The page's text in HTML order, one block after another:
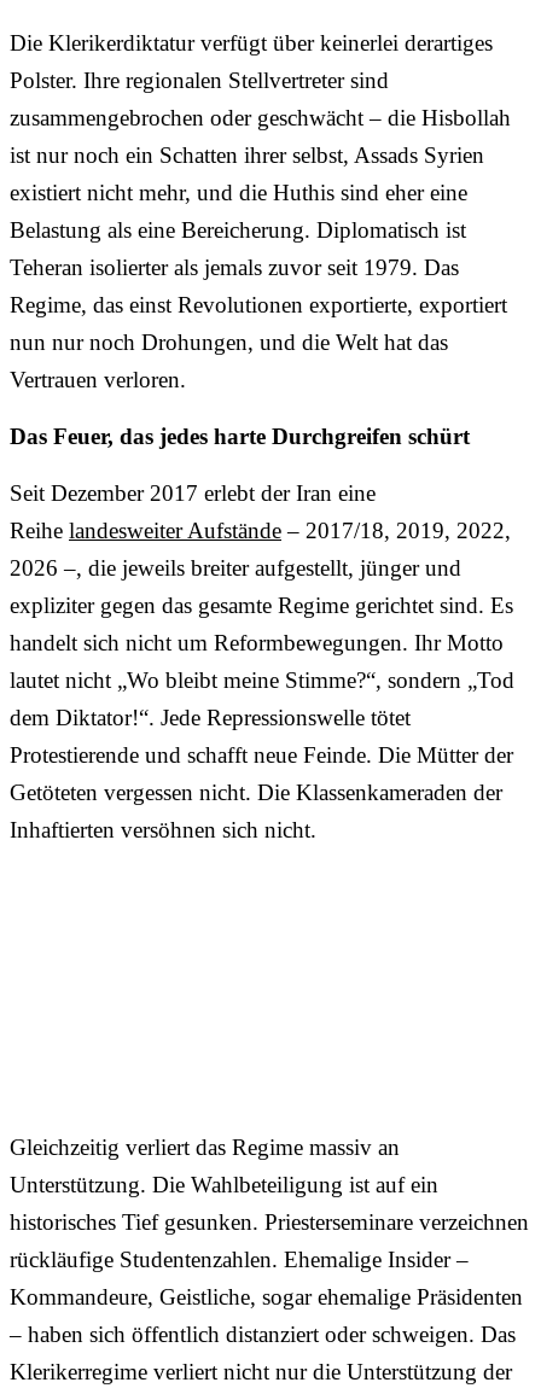
Die Klerikerdiktatur verfügt über keinerlei derartiges
Polster. Ihre regionalen Stellvertreter sind
zusammengebrochen oder geschwächt – die Hisbollah
ist nur noch ein Schatten ihrer selbst, Assads Syrien
existiert nicht mehr, und die Huthis sind eher eine
Belastung als eine Bereicherung. Diplomatisch ist
Teheran isolierter als jemals zuvor seit 1979. Das
Regime, das einst Revolutionen exportierte, exportiert
nun nur noch Drohungen, und die Welt hat das
Vertrauen verloren.
Das Feuer, das jedes harte Durchgreifen schürt
Seit Dezember 2017 erlebt der Iran eine
Reihe landesweiter Aufstände– 2017/18, 2019, 2022,
2026 –, die jeweils breiter aufgestellt, jünger und
expliziter gegen das gesamte Regime gerichtet sind. Es
handelt sich nicht um Reformbewegungen. Ihr Motto
lautet nicht „Wo bleibt meine Stimme?“, sondern „Tod
dem Diktator!“. Jede Repressionswelle tötet
Protestierende und schafft neue Feinde. Die Mütter der
Getöteten vergessen nicht. Die Klassenkameraden der
Inhaftierten versöhnen sich nicht.
Gleichzeitig verliert das Regime massiv an
Unterstützung. Die Wahlbeteiligung ist auf ein
historisches Tief gesunken. Priesterseminare verzeichnen
rückläufige Studentenzahlen. Ehemalige Insider –
Kommandeure, Geistliche, sogar ehemalige Präsidenten
– haben sich öffentlich distanziert oder schweigen. Das
Klerikerregime verliert nicht nur die Unterstützung der